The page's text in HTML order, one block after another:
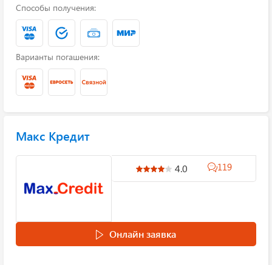
Способы получения:
Варианты погашения:
Макс Кредит
4.0 119
Онлайн заявка